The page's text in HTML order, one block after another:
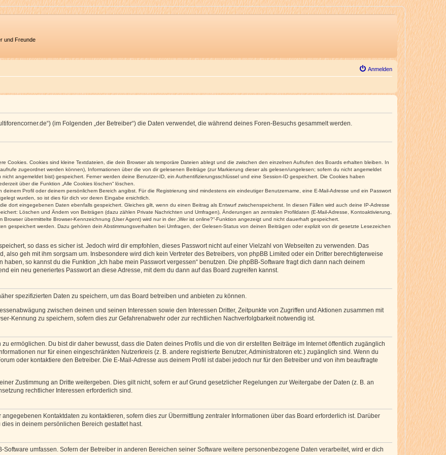
und Freunde
Anmelden
(im Folgenden „der Betreiber“) die Daten verwendet, die während deines Foren-Besuchs gesammelt werden.
Cookies. Cookies sind kleine Textdateien, die dein Browser als temporäre Dateien ablegt und die zwischen den einzelnen Aufrufen des Boards erhalten bleiben. In
zugeordnet werden können), Informationen über die von dir gelesenen Beiträge (zur Markierung dieser als gelesen/ungelesen; sofern du nicht angemeldet
angemeldet bist) gespeichert. Ferner werden deine Benutzer-ID, ein Authentifizierungsschlüssel und eine Session-ID gespeichert. Die Cookies haben
über die Funktion „Alle Cookies löschen“ löschen.
Profil oder deinem persönlichem Bereich angibst. Für die Registrierung sind mindestens ein eindeutiger Benutzername, eine E-Mail-Adresse und ein Passwort
wurden, so ist dies für dich vor deren Eingabe ersichtlich.
dort eingegebenen Daten ebenfalls gespeichert. Gleiches gilt, wenn du einen Beitrag als Entwurf zwischenspeicherst. In diesen Fällen wird auch deine IP-Adresse
Löschen und Ändern von Beiträgen (dazu zählen Private Nachrichten und Umfragen), Änderungen an zentralen Profildaten (E-Mail-Adresse, Kontoaktivierung,
übermittelte Browser-Kennzeichnung (User Agent) wird nur in der „Wer ist online?“-Funktion angezeigt und nicht dauerhaft gespeichert.
gespeichert werden. Dazu gehören dein Abstimmungsverhalten bei Umfragen, der Gelesen-Status von deinen Beiträgen oder explizit von dir gesetzte Lesezeichen
so dass es sicher ist. Jedoch wird dir empfohlen, dieses Passwort nicht auf einer Vielzahl von Webseiten zu verwenden. Das
also geh mit ihm sorgsam um. Insbesondere wird dich kein Vertreter des Betreibers, von phpBB Limited oder ein Dritter berechtigterweise
so kannst du die Funktion „Ich habe mein Passwort vergessen“ benutzen. Die phpBB-Software fragt dich dann nach deinem
ein neu generiertes Passwort an diese Adresse, mit dem du dann auf das Board zugreifen kannst.
spezifizierten Daten zu speichern, um das Board betreiben und anbieten zu können.
zwischen deinen und seinen Interessen sowie den Interessen Dritter, Zeitpunkte von Zugriffen und Aktionen zusammen mit
Kennung zu speichern, sofern dies zur Gefahrenabwehr oder zur rechtlichen Nachverfolgbarkeit notwendig ist.
ermöglichen. Du bist dir daher bewusst, dass die Daten deines Profils und die von dir erstellten Beiträge im Internet öffentlich zugänglich
nur für einen eingeschränkten Nutzerkreis (z. B. andere registrierte Benutzer, Administratoren etc.) zugänglich sind. Wenn du
oder kontaktiere den Betreiber. Die E-Mail-Adresse aus deinem Profil ist dabei jedoch nur für den Betreiber und von ihm beauftragte
Zustimmung an Dritte weitergeben. Dies gilt nicht, sofern er auf Grund gesetzlicher Regelungen zur Weitergabe der Daten (z. B. an
rechtlicher Interessen erforderlich sind.
Kontaktdaten zu kontaktieren, sofern dies zur Übermittlung zentraler Informationen über das Board erforderlich ist. Darüber
in deinem persönlichen Bereich gestattet hast.
umfassen. Sofern der Betreiber in anderen Bereichen seiner Software weitere personenbezogene Daten verarbeitet, wird er dich